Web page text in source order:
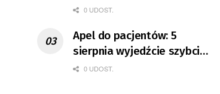
Tour de Pologne
0 UDOST.
Apel do pacjentów: 5
sierpnia wyjedźcie szybciej
z domów
0 UDOST.